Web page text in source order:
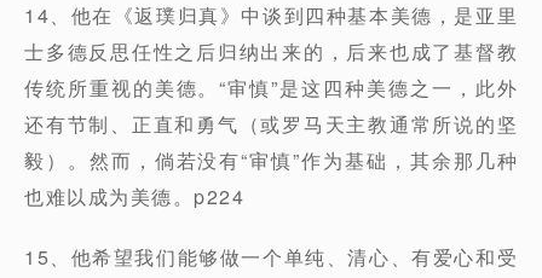
14、他在《返璞归真》中谈到四种基本美德，是亚里
士多德反思任性之后归纳出来的，后来也成了基督教
传统所重视的美德。“审慎”是这四种美德之一，此外
还有节制、正直和勇气（或罗马天主教通常所说的坚
毅）。然而，倘若没有“审慎”作为基础，其余那几种
也难以成为美德。p224
15、他希望我们能够做一个单纯、清心、有爱心和受